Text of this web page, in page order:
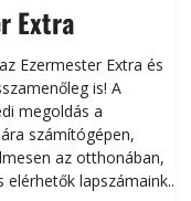
Extra
Ezermester Extra és
is! A
megoldás a
számítógépen,
az otthonában,
elérhetők lapszámaink.